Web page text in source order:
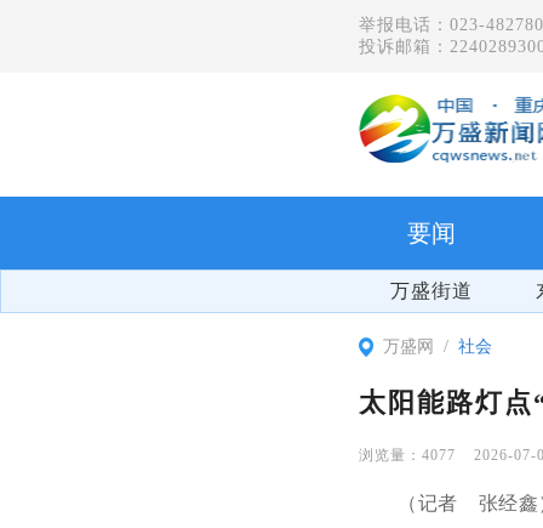
举报电话：023-
投诉邮箱：
要闻
万盛街道
万盛网 社会
太阳能路灯
4077 2026-07-
（记者 张经鑫